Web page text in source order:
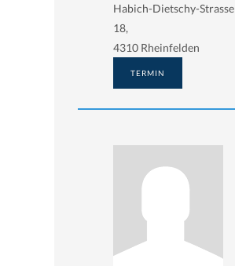
Habich-Dietschy-Strasse
18,
4310 Rheinfelden
TERMIN